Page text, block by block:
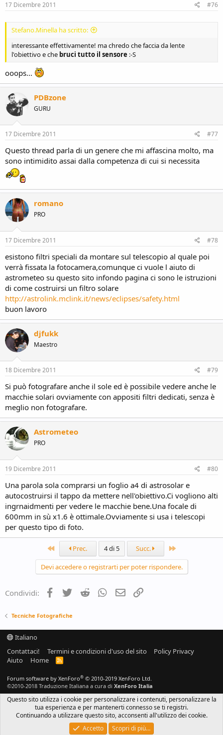
17 Dicembre 2011 #76
Stefano.Minella ha scritto:
interessante effettivamente! ma chredo che faccia da lente
l'obiettivo e che bruci tutto il sensore :-S
ooops...
PDBzone
GURU
17 Dicembre 2011 #77
Questo thread parla di un genere che mi affascina molto, ma
sono intimidito assai dalla competenza di cui si necessita
romano
PRO
17 Dicembre 2011 #78
esistono filtri speciali da montare sul telescopio al quale poi
verrà fissata la fotocamera,comunque ci vuole l aiuto di
astrometeo su questo sito infondo pagina ci sono le istruzioni
di come costruirsi un filtro solare
http://astrolink.mclink.it/news/eclipses/safety.html
buon lavoro
djfukk
Maestro
18 Dicembre 2011 #79
Si può fotografare anche il sole ed è possibile vedere anche le
macchie solari ovviamente con appositi filtri dedicati, senza è
meglio non fotografare.
Astrometeo
PRO
19 Dicembre 2011 #80
Una parola sola comprarsi un foglio a4 di astrosolar e
autocostruirsi il tappo da mettere nell'obiettivo.Ci vogliono alti
ingrnaidmenti per vedere le macchie bene.Una focale di
600mm in sù x1.6 è ottimale.Ovviamente si usa i telescopi
per questo tipo di foto.
PrimoPrec. 4 di 5 Succ. Ultimo
Devi accedere o registrarti per poter rispondere.
Condividi: Facebook
TwitterReddit WhatsApp
e-mailLink
Tecniche Fotografiche
Italiano
Contattaci!
Termini e condizioni d'uso del sito
Policy Privacy
Aiuto
Home
R
Forum software by XenForo® © 2010-2019 XenForo Ltd.
©2010-2018 Traduzione Italiana a cura di XenForo Italia
Questo sito utilizza i cookie per personalizzare i contenuti, personalizzare la
tua esperienza e per mantenerti connesso se ti registri.
Continuando a utilizzare questo sito, acconsenti all'utilizzo dei cookie.
Accetto
Scopri di più…